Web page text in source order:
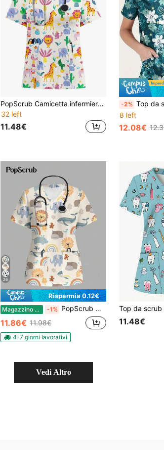
PopScrub Camicetta infermiera con scollo a V, maniche corte, doppia tasca, con stampa carina di animali come giraffa, leone, elefante, maiale, cactus e cartoni animati
32 left
11.48€
-2% Top da scrub da donna con stampa
8 left
12.08€
26
Risparmia 0.12€
Magazzino EU -1% PopScrub Maglietta con scollo a V, maniche corte, tasche, con stampa di cartoni animali per donna
11.86€ 11.98€
4-7 giorni lavorativi
11.48€
Vedi Altro